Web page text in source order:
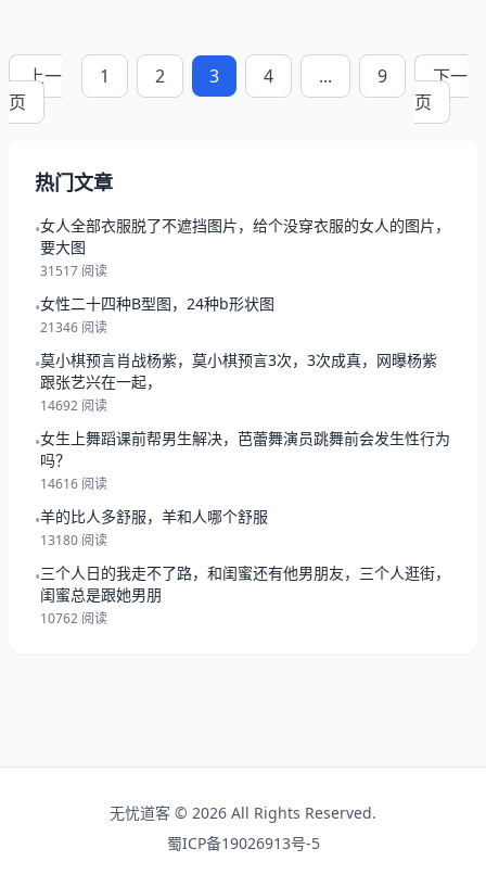
上一
页
1 2 3 4 ... 9
下一
页
热门文章
•女人全部衣服脱了不遮挡图片，给个没穿衣服的女人的图片，
要大图
31517 阅读
•女性二十四种B型图，24种b形状图
21346 阅读
•莫小棋预言肖战杨紫，莫小棋预言3次，3次成真，网曝杨紫
跟张艺兴在一起，
14692 阅读
•女生上舞蹈课前帮男生解决，芭蕾舞演员跳舞前会发生性行为
吗？
14616 阅读
•羊的比人多舒服，羊和人哪个舒服
13180 阅读
•三个人日的我走不了路，和闺蜜还有他男朋友，三个人逛街，
闺蜜总是跟她男朋
10762 阅读
无忧道客 © 2026 All Rights Reserved.
蜀ICP备19026913号-5